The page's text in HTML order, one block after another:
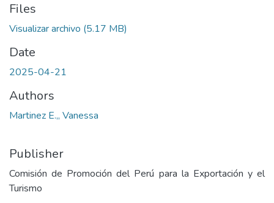
Files
Visualizar archivo (5.17 MB)
Date
2025-04-21
Authors
Martinez E.,, Vanessa
Publisher
Comisión de Promoción del Perú para la Exportación y el
Turismo